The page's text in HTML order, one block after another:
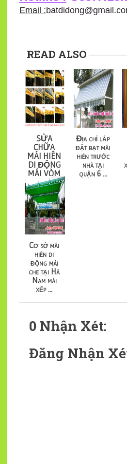
Email :
READ ALSO
SỬA
CHỮA
MÁI HIÊN
DI ĐỘNG
MÁI VÒM
MÁI XẾP
CHE
NẮNG
Địa chỉ lắp
đặt bạt mái
hiên trước
nhà tại
quận 6 ...
Cơ sở mái
hiên di
động mái
che tại Hà
Nam mái
xếp ...
0 Nhận Xét:
Đăng Nhận